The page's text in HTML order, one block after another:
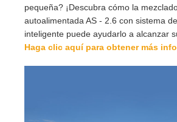
pequeña? ¡Descubra cómo la
autoalimentada AS - 2.6 con sistema
inteligente puede ayudarlo a alcanzar
Haga clic aquí para obtener más